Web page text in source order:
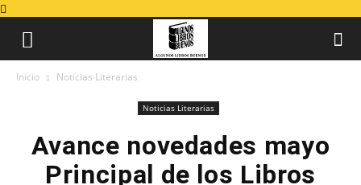
Inicio Noticias Literarias
Noticias Literarias
Avance novedades mayo
Principal de los Libros